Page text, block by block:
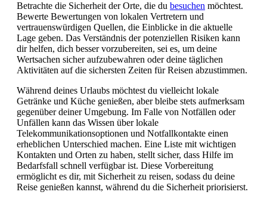
Betrachte die Sicherheit der Orte, die du besuchen möchtest.
Bewerte Bewertungen von lokalen Vertretern und
vertrauenswürdigen Quellen, die Einblicke in die aktuelle
Lage geben. Das Verständnis der potenziellen Risiken kann
dir helfen, dich besser vorzubereiten, sei es, um deine
Wertsachen sicher aufzubewahren oder deine täglichen
Aktivitäten auf die sichersten Zeiten für Reisen abzustimmen.
Während deines Urlaubs möchtest du vielleicht lokale
Getränke und Küche genießen, aber bleibe stets aufmerksam
gegenüber deiner Umgebung. Im Falle von Notfällen oder
Unfällen kann das Wissen über lokale
Telekommunikationsoptionen und Notfallkontakte einen
erheblichen Unterschied machen. Eine Liste mit wichtigen
Kontakten und Orten zu haben, stellt sicher, dass Hilfe im
Bedarfsfall schnell verfügbar ist. Diese Vorbereitung
ermöglicht es dir, mit Sicherheit zu reisen, sodass du deine
Reise genießen kannst, während du die Sicherheit priorisierst.